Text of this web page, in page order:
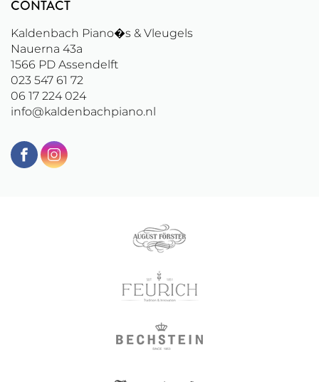
CONTACT
Kaldenbach Piano�s & Vleugels
Nauerna 43a
1566 PD Assendelft
023 547 61 72
06 17 224 024
info@kaldenbachpiano.nl